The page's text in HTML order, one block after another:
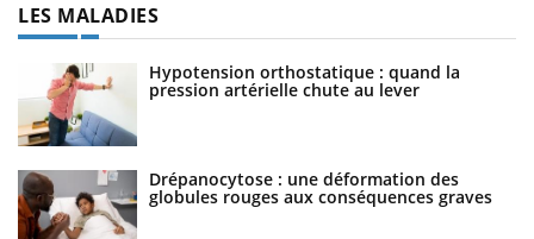
LES MALADIES
Hypotension orthostatique : quand la
pression artérielle chute au lever
Drépanocytose : une déformation des
globules rouges aux conséquences graves